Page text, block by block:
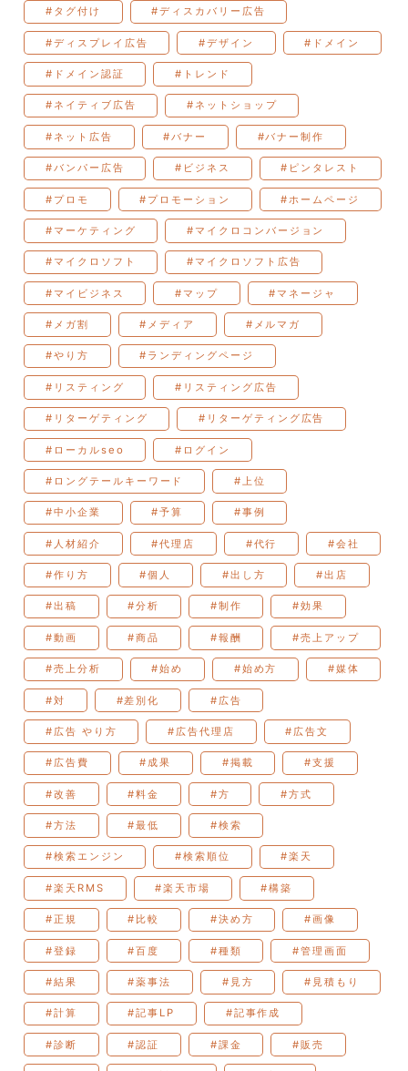
#タグ付け #ディスカバリー広告
#ディスプレイ広告 #デザイン #ドメイン
#ドメイン認証 #トレンド
#ネイティブ広告 #ネットショップ
#ネット広告 #バナー #バナー制作
#バンパー広告 #ビジネス #ピンタレスト
#プロモ #プロモーション #ホームページ
#マーケティング #マイクロコンバージョン
#マイクロソフト #マイクロソフト広告
#マイビジネス #マップ #マネージャ
#メガ割 #メディア #メルマガ
#やり方 #ランディングページ
#リスティング #リスティング広告
#リターゲティング #リターゲティング広告
#ローカルseo #ログイン
#ロングテールキーワード #上位
#中小企業 #予算 #事例
#人材紹介 #代理店 #代行 #会社
#作り方 #個人 #出し方 #出店
#出稿 #分析 #制作 #効果
#動画 #商品 #報酬 #売上アップ
#売上分析 #始め #始め方 #媒体
#対 #差別化 #広告
#広告 やり方 #広告代理店 #広告文
#広告費 #成果 #掲載 #支援
#改善 #料金 #方 #方式
#方法 #最低 #検索
#検索エンジン #検索順位 #楽天
#楽天RMS #楽天市場 #構築
#正規 #比較 #決め方 #画像
#登録 #百度 #種類 #管理画面
#結果 #薬事法 #見方 #見積もり
#計算 #記事LP #記事作成
#診断 #認証 #課金 #販売